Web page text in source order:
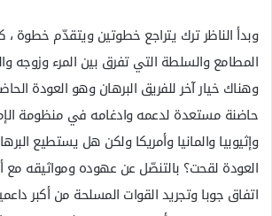
وبدأ الناظر ترك يتراجع خطوتين ويتقدّم خطوة
المطامع والسلطة التي تفرق بين المرء وزوجه
وهناك خيار آخر للفريق البرهان وهو العودة
حاضنة مستعدة لدعمه وادغامه في منظومة
وإثيوبيا والمانيا وأمريكا ولكن هل يستطيع
العودة لقحت؟ بالتنصّل عن عهوده ومواثيقه
اتفاق جوبا وتجريد القوات المسلحة من أكبر